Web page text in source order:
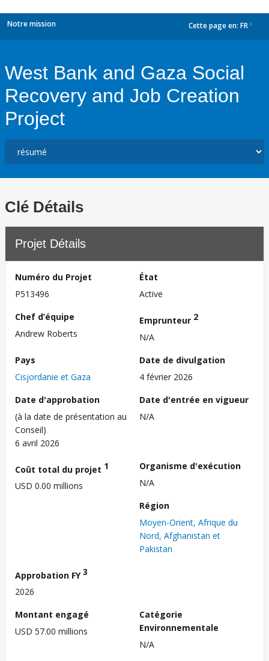
Notre mission Cette page en: FR
West Bank and Gaza Social
Recovery and Job Creation
Project
Clé Détails
Projet Détails
Numéro du Projet
P513496
État
Active
Chef d’équipe
Andrew Roberts
Emprunteur 2
N/A
Pays
Cisjordanie et Gaza
Date de divulgation
4 février 2026
Date d'approbation
(à la date de présentation au
Conseil)
6 avril 2026
Date d'entrée en vigueur
N/A
Coût total du projet 1
USD 0.00 millions
Organisme d'exécution
N/A
Région
Moyen-Orient, Afrique du
Nord, Afghanistan et
Pakistan
Approbation FY3
2026
Montant engagé
USD 57.00 millions
Catégorie
Environnementale
N/A